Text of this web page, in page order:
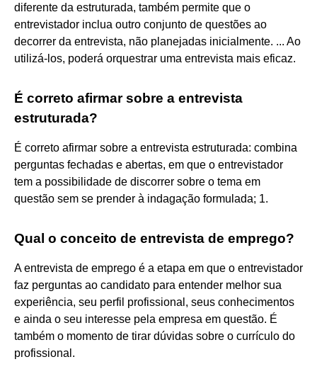
diferente da estruturada, também permite que o
entrevistador inclua outro conjunto de questões ao
decorrer da entrevista, não planejadas inicialmente. ... Ao
utilizá-los, poderá orquestrar uma entrevista mais eficaz.
É correto afirmar sobre a entrevista
estruturada?
É correto afirmar sobre a entrevista estruturada: combina
perguntas fechadas e abertas, em que o entrevistador
tem a possibilidade de discorrer sobre o tema em
questão sem se prender à indagação formulada; 1.
Qual o conceito de entrevista de emprego?
A entrevista de emprego é a etapa em que o entrevistador
faz perguntas ao candidato para entender melhor sua
experiência, seu perfil profissional, seus conhecimentos
e ainda o seu interesse pela empresa em questão. É
também o momento de tirar dúvidas sobre o currículo do
profissional.